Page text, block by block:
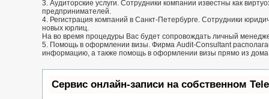
3. Аудиторские услуги. Сотрудники компании известны как
предпринимателей.
4. Регистрация компаний в Санкт-Петербурге. Сотрудники
новых юрлиц.
На во время процедуры Вас будет сопровождать личный
5. Помощь в оформлении визы. Фирма Audit-Consultant
информацию, а также помощь в оформлении визы прямо из
Сервис онлайн-записи на собственном